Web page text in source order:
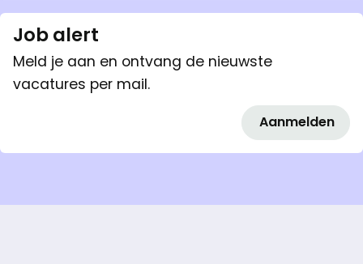
Job alert
Meld je aan en ontvang de nieuwste
vacatures per mail.
Aanmelden